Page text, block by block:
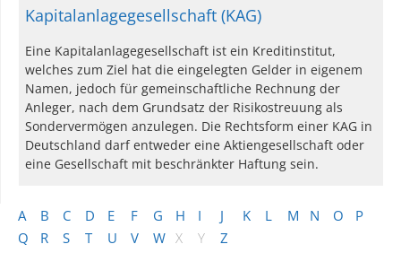
A B C D E F G H I J K L M N O
P
Q
R S T U V W X Y Z
Kapitalanlagegesellschaft (KAG)
Eine Kapitalanlagegesellschaft ist ein Kreditinstitut,
welches zum Ziel hat die eingelegten Gelder in eigenem
Namen, jedoch für gemeinschaftliche Rechnung der
Anleger, nach dem Grundsatz der Risikostreuung als
Sondervermögen anzulegen. Die Rechtsform einer KAG in
Deutschland darf entweder eine Aktiengesellschaft oder
eine Gesellschaft mit beschränkter Haftung sein.